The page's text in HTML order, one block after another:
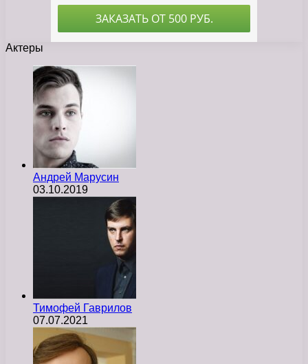
Актеры
Андрей Марусин
03.10.2019
Тимофей Гаврилов
07.07.2021